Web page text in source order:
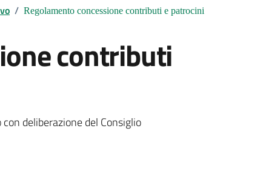
/ Regolamento concessione contributi e patrocini
contributi
deliberazione del Consiglio